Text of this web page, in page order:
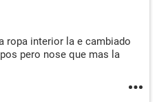
ropa interior la e cambiado
pero nose que mas la